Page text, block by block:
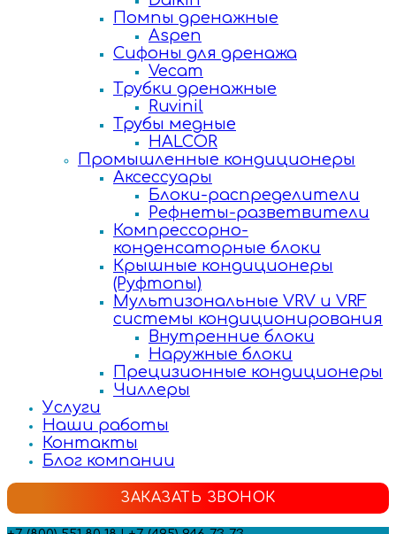
Помпы дренажные
Aspen
Сифоны для дренажа
Vecam
Трубки дренажные
Ruvinil
Трубы медные
HALCOR
Промышленные кондиционеры
Аксессуары
Блоки-распределители
Рефнеты-разветвители
Компрессорно-
конденсаторные блоки
Крышные кондиционеры
(Руфтопы)
Мультизональные VRV и VRF
системы кондиционирования
Внутренние блоки
Наружные блоки
Прецизионные кондиционеры
Чиллеры
Услуги
Наши работы
Контакты
Блог компании
ЗАКАЗАТЬ ЗВОНОК